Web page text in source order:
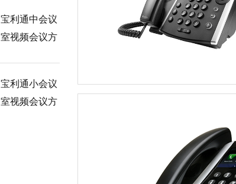
宝利通中会议
室视频会议方
宝利通小会议
室视频会议方